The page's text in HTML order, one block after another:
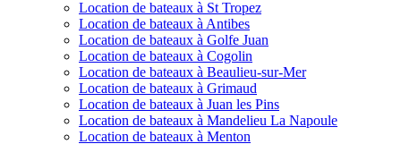
Location de bateaux à St Tropez
Location de bateaux à Antibes
Location de bateaux à Golfe Juan
Location de bateaux à Cogolin
Location de bateaux à Beaulieu-sur-Mer
Location de bateaux à Grimaud
Location de bateaux à Juan les Pins
Location de bateaux à Mandelieu La Napoule
Location de bateaux à Menton